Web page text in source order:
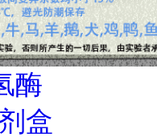
酶
盒